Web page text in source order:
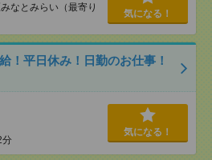
なとみらい（最寄り
気になる！
！平日休み！日勤のお仕事！
分
気になる！